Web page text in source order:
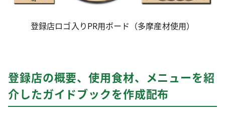
登録店ロゴ入りPR用ボード（多摩産材使用）
登録店の概要、使用食材、メニューを紹
介したガイドブックを作成配布